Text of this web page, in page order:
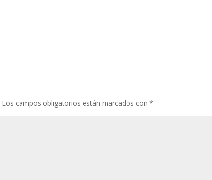
Los campos obligatorios están marcados con*